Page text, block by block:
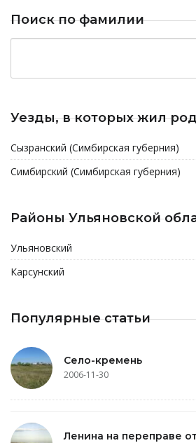
Поиск по фамилии
Уезды, в которых жил
Сызранский (Симбирская губерния)
Симбирский (Симбирская губерния)
Районы Ульяновской
Ульяновский
Карсунский
Популярные статьи
Село-кремень
2006-11-30
Ленина на переправе